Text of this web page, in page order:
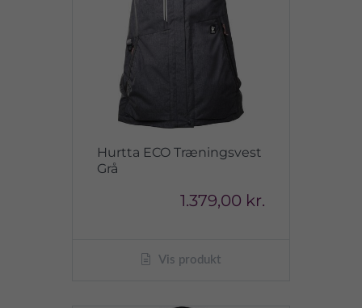
Hurtta ECO Træningsvest
Grå
1.379,00 kr.
Vis produkt